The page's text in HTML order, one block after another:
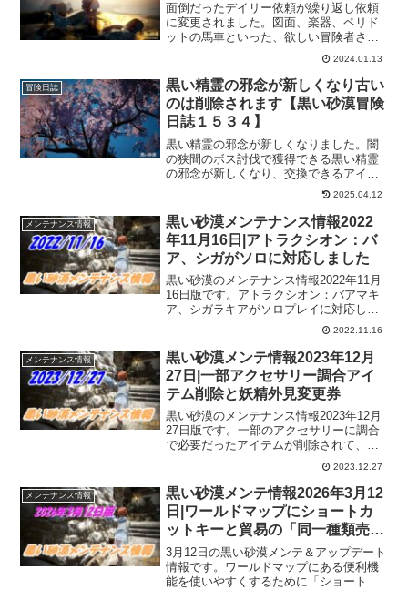
面倒だったデイリー依頼が繰り返し依頼
に変更されました。図面、楽器、ペリド
ットの馬車といった、欲しい冒険者さん
が多いであろう依頼ばかりなので、これ
から進めようと思っていた冒険者さんに
とっては朗報と言えるでしょう。複数所
持する場合も楽になりますね。
2024.01.13
冒険日誌
黒い精霊の邪念が新しくなり古い
のは削除されます【黒い砂漠冒険
日誌１５３４】
黒い精霊の邪念が新しくなりました。闇
の狭間のボス討伐で獲得できる黒い精霊
の邪念が新しくなり、交換できるアイテ
ムリニューアルされています。既存の黒
い精霊の邪念は削除されますし、今後獲
得することはできませんので交換リスト
から欲しいアイテムと交換しておくよう
にしたほうがよさそうです。
2025.04.12
メンテナンス情報
黒い砂漠メンテナンス情報2022
年11月16日|アトラクシオン：バ
ア、シガがソロに対応しました
黒い砂漠のメンテナンス情報2022年11月
16日版です。アトラクシオン：バアマキ
ア、シガラキアがソロプレイに対応して
くれました！また、楽しみが増えました
よー。ヌーベルとクツム家具にもアップ
グレードが来てますし、家門依頼の追加
とあっちこっち行かないといけませんね
ｗ
2022.11.16
メンテナンス情報
黒い砂漠メンテ情報2023年12月
27日|一部アクセサリー調合アイ
テム削除と妖精外見変更券
黒い砂漠のメンテナンス情報2023年12月
27日版です。一部のアクセサリーに調合
で必要だったアイテムが削除されて、直
接ドロップするようになりました。そし
て、妖精外見変更券が販売開始されてい
ます。ずっと欲しかったのでこれは凄ー
く嬉しい！
2023.12.27
メンテナンス情報
黒い砂漠メンテ情報2026年3月12
日|ワールドマップにショートカ
ットキーと貿易の「同一種類売
却」機能の追加
3月12日の黒い砂漠メンテ＆アップデート
情報です。ワールドマップにある便利機
能を使いやすくするために「ショートカ